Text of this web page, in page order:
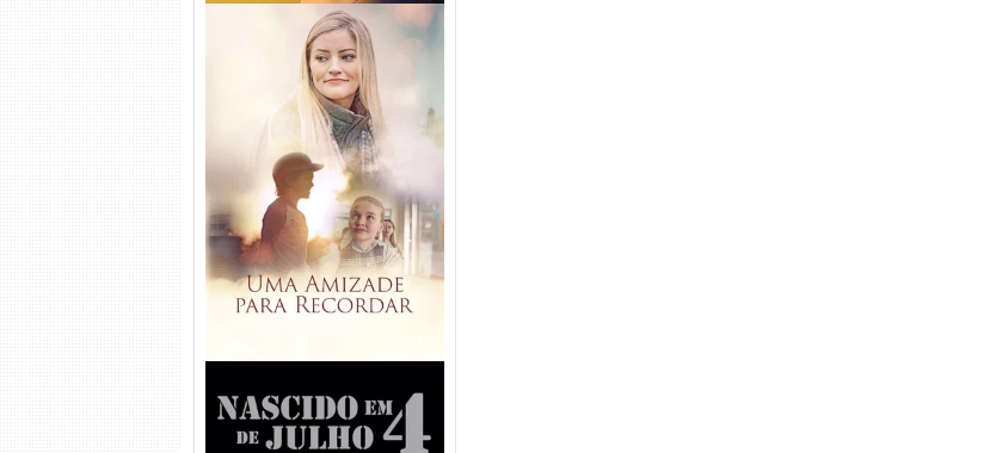
Uma Amizade para Recordar
Torrent (2025) WEB-DL 1080p
Dual Áudio